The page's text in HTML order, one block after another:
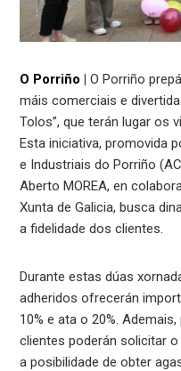
O Porriño | O Porriño
máis comerciais e
Tolos”, que terán lugar os
Esta iniciativa, promovida
e Industriais do Porriño
Aberto MOREA, en
Xunta de Galicia, busca
a fidelidade dos clientes.
Durante estas dúas
adheridos ofrecerán
10% e ata o 20%.
clientes poderán solicitar o
a posibilidade de obter